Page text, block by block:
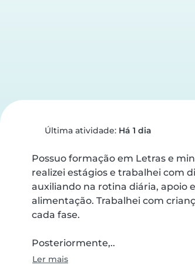
Última atividade: Há 1 dia
Possuo formação em Letras e
realizei estágios e trabalhei com
auxiliando na rotina diária, apoio
alimentação. Trabalhei com
cada fase.
Posteriormente,..
Ler mais